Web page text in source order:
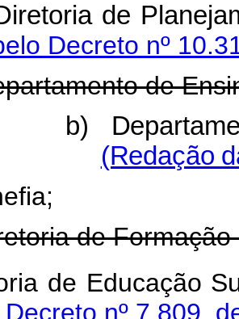
de
Decreto nº
de
b)
(Redação
de
de
nº 7.809,